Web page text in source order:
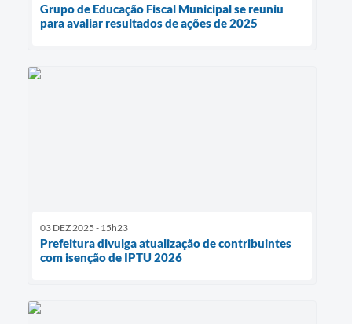
Grupo de Educação Fiscal Municipal se reuniu
para avaliar resultados de ações de 2025
03 DEZ 2025 - 15h23
Prefeitura divulga atualização de contribuintes
com isenção de IPTU 2026